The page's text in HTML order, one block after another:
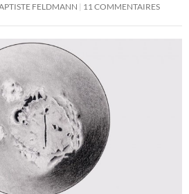
FELDMANN 11 COMMENTAIRES